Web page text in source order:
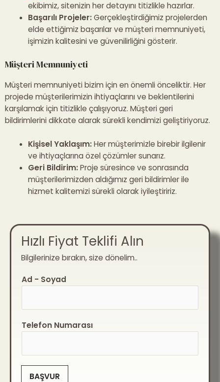
ekibimiz, sitenizin her detayını titizlikle hazırlar.
Başarılı Projeler:Gerçekleştirdiğimiz projelerden
elde ettiğimiz başarılar ve müşteri memnuniyeti,
işimizin kalitesini ve güvenilirliğini gösterir.
Müşteri Memnuniyeti
Müşteri memnuniyeti bizim için en önemli önceliktir. Her
projede müşterilerimizin ihtiyaçlarını ve beklentilerini
karşılamak için titizlikle çalışıyoruz. Müşteri geri
bildirimlerini dikkate alarak sürekli kendimizi geliştiriyoruz.
Kişisel Yaklaşım:Her müşterimizle birebir ilgilenir
ve ihtiyaçlarına özel çözümler sunarız.
Geri Bildirim:Proje süresince ve sonrasında
müşterilerimizden aldığımız geri bildirimler ile
hizmet kalitemizi sürekli olarak iyileştiririz.
Hızlı Fiyat Teklifi Alın
Bilgilerinize bırakın, size dönelim..
Ad - Soyad
Telefon Numarası
BAŞVUR